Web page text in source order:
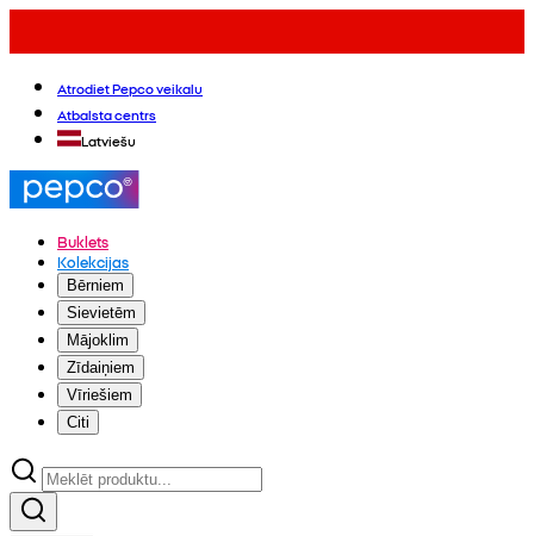
Atrodiet Pepco veikalu
Atbalsta centrs
Latviešu
Buklets
Kolekcijas
Bērniem
Sievietēm
Mājoklim
Zīdaiņiem
Vīriešiem
Citi